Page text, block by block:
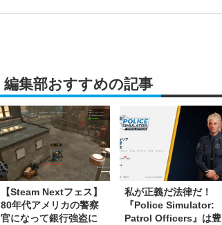
編集部おすすめの記事
【Steam Nextフェス】
80年代アメリカの警察
官になって銀行強盗に
私が正義だ法律だ！
『Police Simulator:
Patrol Officers』は豊